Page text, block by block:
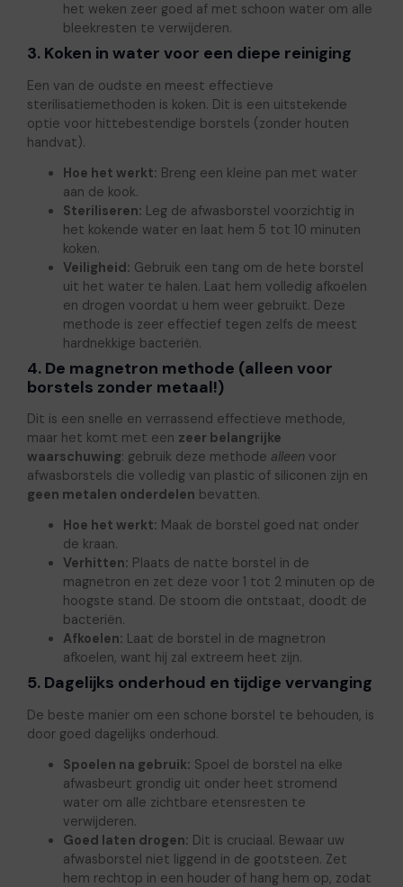
het weken zeer goed af met schoon water om alle
bleekresten te verwijderen.
3. Koken in water voor een diepe reiniging
Een van de oudste en meest effectieve
sterilisatiemethoden is koken. Dit is een uitstekende
optie voor hittebestendige borstels (zonder houten
handvat).
Hoe het werkt: Breng een kleine pan met water
aan de kook.
Steriliseren: Leg de afwasborstel voorzichtig in
het kokende water en laat hem 5 tot 10 minuten
koken.
Veiligheid: Gebruik een tang om de hete borstel
uit het water te halen. Laat hem volledig afkoelen
en drogen voordat u hem weer gebruikt. Deze
methode is zeer effectief tegen zelfs de meest
hardnekkige bacteriën.
4. De magnetron methode (alleen voor
borstels zonder metaal!)
Dit is een snelle en verrassend effectieve methode,
maar het komt met een zeer belangrijke
waarschuwing: gebruik deze methode alleenvoor
afwasborstels die volledig van plastic of siliconen zijn en
geen metalen onderdelen bevatten.
Hoe het werkt: Maak de borstel goed nat onder
de kraan.
Verhitten: Plaats de natte borstel in de
magnetron en zet deze voor 1 tot 2 minuten op de
hoogste stand. De stoom die ontstaat, doodt de
bacteriën.
Afkoelen: Laat de borstel in de magnetron
afkoelen, want hij zal extreem heet zijn.
5. Dagelijks onderhoud en tijdige vervanging
De beste manier om een schone borstel te behouden, is
door goed dagelijks onderhoud.
Spoelen na gebruik: Spoel de borstel na elke
afwasbeurt grondig uit onder heet stromend
water om alle zichtbare etensresten te
verwijderen.
Goed laten drogen: Dit is cruciaal. Bewaar uw
afwasborstel niet liggend in de gootsteen. Zet
hem rechtop in een houder of hang hem op, zodat